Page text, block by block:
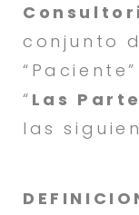
conjunto
“ Las
las